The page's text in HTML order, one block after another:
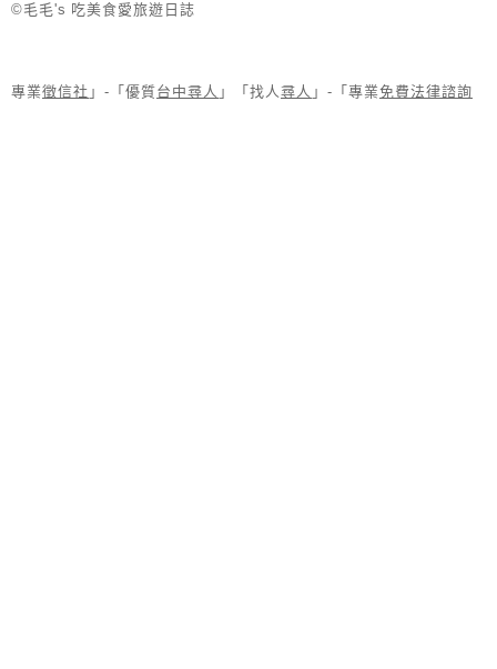
©毛毛's 吃美食愛旅遊日誌
專業徵信社 」-「優質台中尋人 」「找人尋人 」-「專業免費法律諮詢